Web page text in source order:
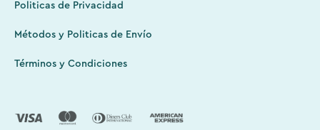
Politicas de Privacidad
Métodos y Politicas de Envío
Términos y Condiciones